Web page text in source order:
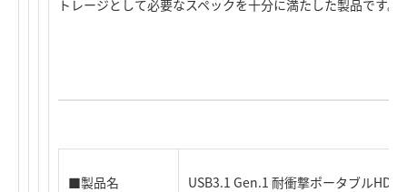
トレージとして必要なスペックを十分に満たした製品です。
■製品名 USB3.1 Gen.1 耐衝撃ポータブルHDD